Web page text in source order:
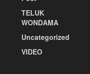
TELUK
WONDAMA
Uncategorized
VIDEO